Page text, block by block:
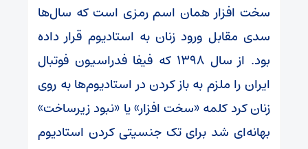
سخت افزار همان اسم رمزی است که سال‌ها
سدی مقابل ورود زنان به استادیوم قرار داده
بود. از سال ۱۳۹۸ که فیفا فدراسیون فوتبال
ایران را ملزم به باز کردن در استادیوم‌ها به روی
زنان کرد کلمه «سخت افزار» یا «نبود زیرساخت»
بهانه‌ای شد برای تک جنسیتی کردن استادیوم